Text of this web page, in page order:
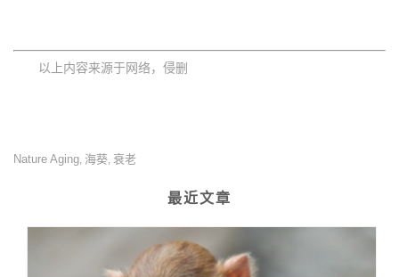
以上内容来源于网络，侵删
Nature Aging, 海葵, 衰老
最近文章